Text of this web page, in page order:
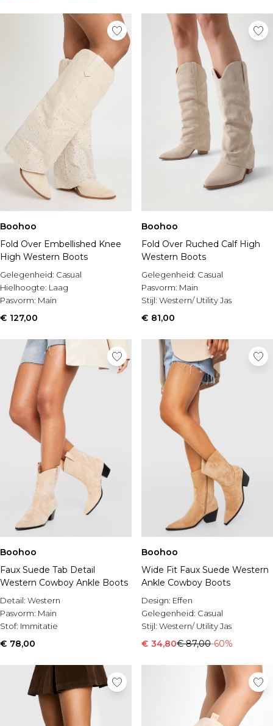
Boohoo
Fold Over Embellished Knee
High Western Boots
Gelegenheid: Casual
Hielhoogte: Laag
Pasvorm: Main
€ 127,00
Boohoo
Fold Over Ruched Calf High
Western Boots
Gelegenheid: Casual
Pasvorm: Main
Stijl: Western/ Utility Jas
€ 81,00
Boohoo
Faux Suede Tab Detail
Western Cowboy Ankle Boots
Detail: Western
Pasvorm: Main
Stof: Immitatie
€ 78,00
Boohoo
Wide Fit Faux Suede Western
Ankle Cowboy Boots
Design: Effen
Gelegenheid: Casual
Stijl: Western/ Utility Jas
€ 34,80€ 87,00-60%